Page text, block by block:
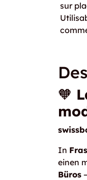
sur
🧡
In
einen
Büros